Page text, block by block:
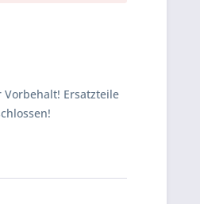
Ersatzteile